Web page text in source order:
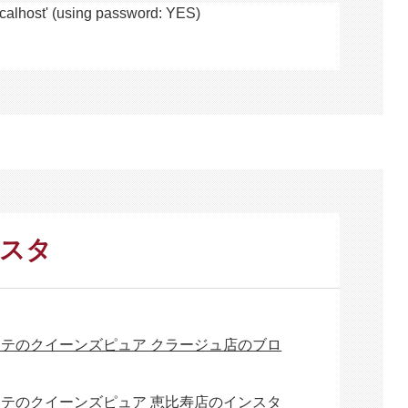
(using password: YES)
タ
のクイーンズピュア クラージュ店のブロ
のクイーンズピュア 恵比寿店のインスタ